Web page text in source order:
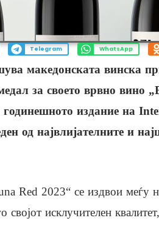
Telegram WhatsApp
македонската винска
за своето врвно вино
издание на
од највлијателните и
Red 2023“ се издвои меѓу
својот исклучителен